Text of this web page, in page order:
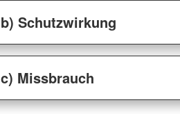
b) Schutzwirkung
c) Missbrauch